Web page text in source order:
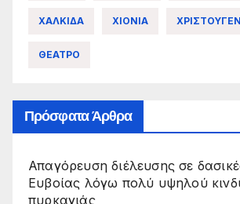
ΧΑΛΚΙΔΑ ΧΙΟΝΙΑ
ΘΕΑΤΡΟ
Πρόσφατα Άρθρα
Απαγόρευση διέλευσης σε
Ευβοίας λόγω πολύ υψηλού
πυρκαγιάς